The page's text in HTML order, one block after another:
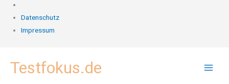
Datenschutz
Impressum
InhaltTestfokus.de